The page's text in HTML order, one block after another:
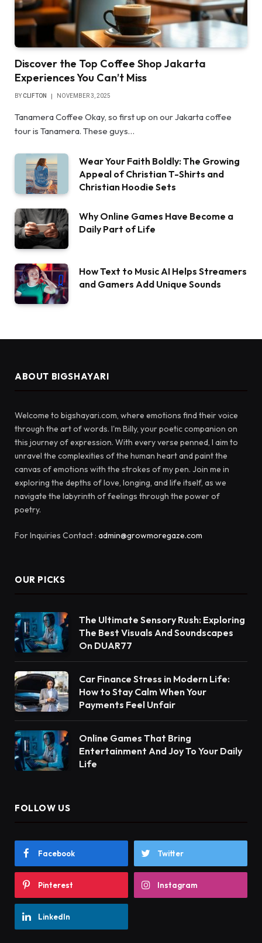
Discover the Top Coffee Shop Jakarta
Experiences You Can’t Miss
BYCLIFTON NOVEMBER 3, 2025
Tanamera Coffee Okay, so first up on our Jakarta coffee
tour is Tanamera. These guys…
Wear Your Faith Boldly: The Growing
Appeal of Christian T-Shirts and
Christian Hoodie Sets
Why Online Games Have Become a
Daily Part of Life
How Text to Music AI Helps Streamers
and Gamers Add Unique Sounds
ABOUT BIGSHAYARI
Welcome to bigshayari.com, where emotions find their voice
through the art of words. I'm Billy, your poetic companion on
this journey of expression. With every verse penned, I aim to
unravel the complexities of the human heart and paint the
canvas of emotions with the strokes of my pen. Join me in
exploring the depths of love, longing, and life itself, as we
navigate the labyrinth of feelings through the power of
poetry.
For Inquiries Contact : admin@growmoregaze.com
OUR PICKS
The Ultimate Sensory Rush: Exploring
The Best Visuals And Soundscapes
On DUAR77
Car Finance Stress in Modern Life:
How to Stay Calm When Your
Payments Feel Unfair
Online Games That Bring
Entertainment And Joy To Your Daily
Life
FOLLOW US
Facebook Twitter
Pinterest Instagram
LinkedIn